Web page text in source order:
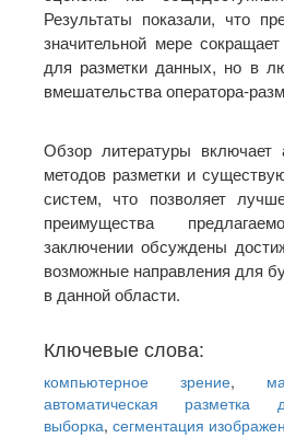
Результаты показали, что
значительной мере
для разметки данных, но в
вмешательства оператора-
Обзор литературы включает
методов разметки и
систем, что позволяет
преимущества
заключении обсуждены
возможные направления для
в данной области.
Ключевые слова:
компьютерное зрение,
автоматическая разметка
выборка, сегментация